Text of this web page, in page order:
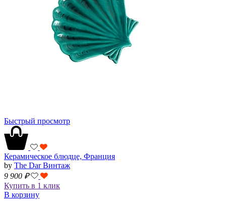
Быстрый просмотр
Керамическое блюдце, Франция
by The Dar Винтаж
9 900 ₽
Купить в 1 клик
В корзину